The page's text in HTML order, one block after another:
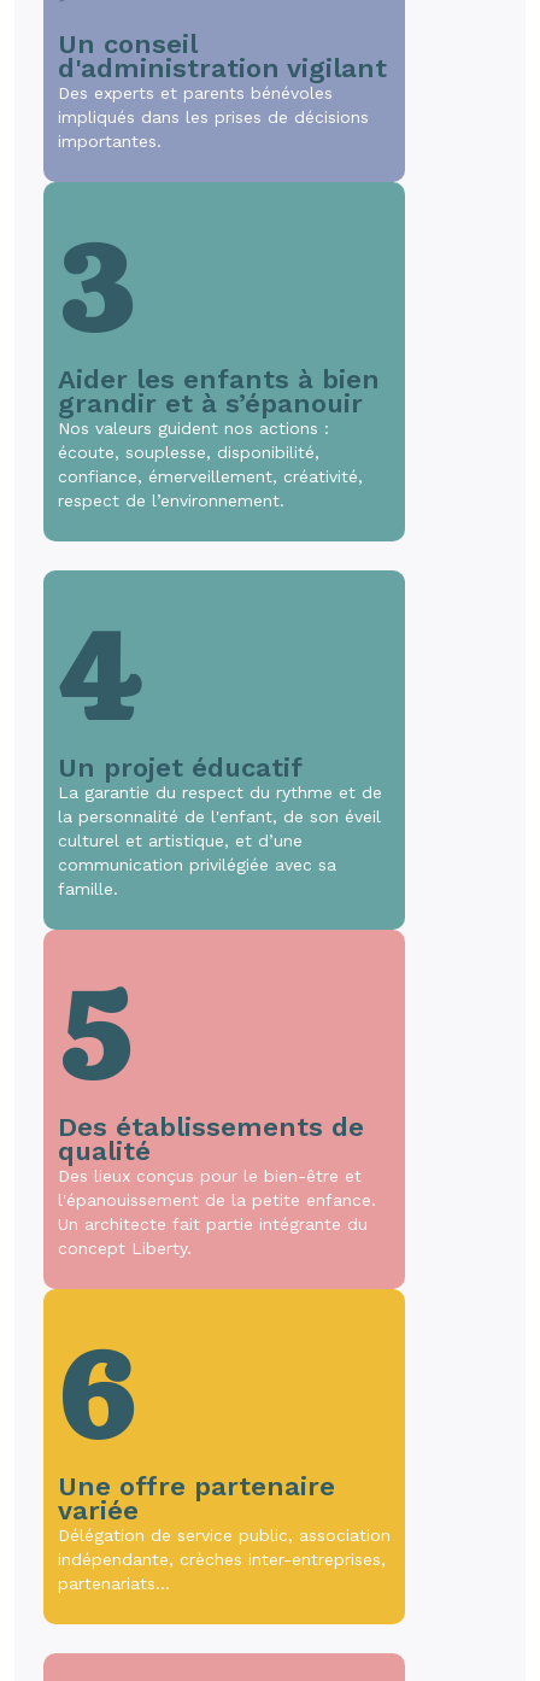
Un conseil
d'administration vigilant
Des experts et parents bénévoles
impliqués dans les prises de décisions
importantes.
3
Aider les enfants à bien
grandir et à s’épanouir
Nos valeurs guident nos actions :
écoute, souplesse, disponibilité,
confiance, émerveillement, créativité,
respect de l’environnement.
4
Un projet éducatif
La garantie du respect du rythme et de
la personnalité de l'enfant, de son éveil
culturel et artistique, et d’une
communication privilégiée avec sa
famille.
5
Des établissements de
qualité
Des lieux conçus pour le bien-être et
l'épanouissement de la petite enfance.
Un architecte fait partie intégrante du
concept Liberty.
6
Une offre partenaire
variée
Délégation de service public, association
indépendante, crèches inter-entreprises,
partenariats…